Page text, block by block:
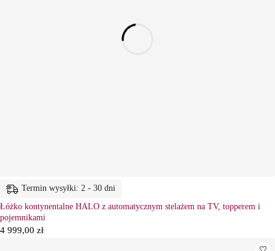
Termin wysyłki: 2 - 30 dni
Łóżko kontynentalne HALO z automatycznym stelażem na TV, topperem i
pojemnikami
4 999,00 zł